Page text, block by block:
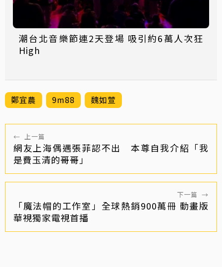
潮台北音樂節連2天登場 吸引約6萬人次狂
High
鄭宜農 9m88 魏如萱
← 上一篇
網友上海偶遇張菲認不出 本尊自我介紹「我
是費玉清的哥哥」
下一篇 →
「魔法帽的工作室」全球熱銷900萬冊 動畫版
華視獨家電視首播